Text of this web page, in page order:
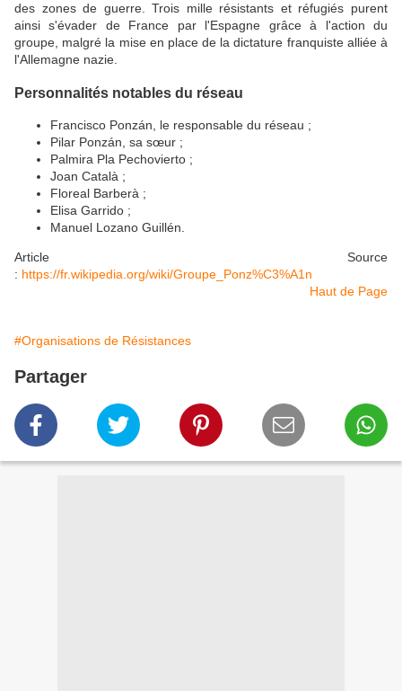
des zones de guerre. Trois mille résistants et réfugiés purent
ainsi s'évader de France par l'Espagne grâce à l'action du
groupe, malgré la mise en place de la dictature franquiste alliée à
l'Allemagne nazie.
Personnalités notables du réseau
Francisco Ponzán, le responsable du réseau ;
Pilar Ponzán, sa sœur ;
Palmira Pla Pechovierto ;
Joan Català ;
Floreal Barberà ;
Elisa Garrido ;
Manuel Lozano Guillén.
Article Source
: https://fr.wikipedia.org/wiki/Groupe_Ponz%C3%A1n
Haut de Page
#Organisations de Résistances
Partager